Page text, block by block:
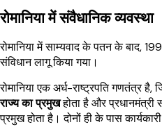
रोमानिया में संवैधानिक व्यवस्था
रोमानिया में साम्यवाद के पतन के बाद,
संविधान लागू किया गया।
रोमानिया एक अर्ध-राष्ट्रपति गणतंत्र है,
राज्य का प्रमुखहोता है और प्रधानमंत्री
प्रमुख होता है। दोनों ही के पास